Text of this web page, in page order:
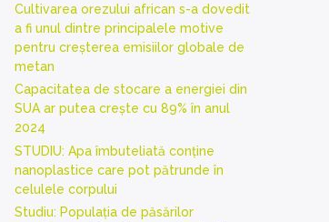
Cultivarea orezului african s-a dovedit
a fi unul dintre principalele motive
pentru creșterea emisiilor globale de
metan
Capacitatea de stocare a energiei din
SUA ar putea crește cu 89% în anul
2024
STUDIU: Apa îmbuteliată conține
nanoplastice care pot pătrunde în
celulele corpului
Studiu: Populația de păsărilor